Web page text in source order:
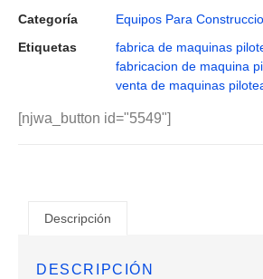
Categoría
Equipos Para
Etiquetas
fabrica de maquinas
fabricacion de maquina
venta de maquinas
[njwa_button id="5549"]
Descripción
DESCRIPCIÓN